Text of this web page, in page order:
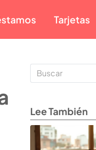
Tarjetas
Lee También